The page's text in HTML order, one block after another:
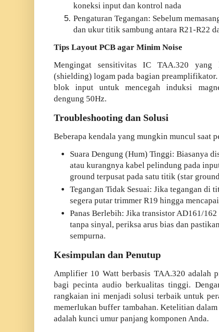
koneksi input dan kontrol nada
Pengaturan Tegangan: Sebelum
dan ukur titik sambung antara R21-R22
Tips Layout PCB agar Minim Noise
Mengingat sensitivitas IC TAA.320 yang
(shielding) logam pada bagian
blok input untuk mencegah induksi
dengung 50Hz.
Troubleshooting dan Solusi
Beberapa kendala yang mungkin muncul saat
Suara Dengung (Hum) Tinggi: Biasanya
atau kurangnya kabel pelindung pada
ground terpusat pada satu titik (star
Tegangan Tidak Sesuai: Jika tegangan di
segera putar trimmer R19 hingga
Panas Berlebih: Jika transistor AD161/
tanpa sinyal, periksa arus bias dan
sempurna.
Kesimpulan dan Penutup
Amplifier 10 Watt berbasis TAA.320 adalah
bagi pecinta audio berkualitas tinggi.
rangkaian ini menjadi solusi terbaik untuk
memerlukan buffer tambahan. Ketelitian
adalah kunci umur panjang komponen Anda.